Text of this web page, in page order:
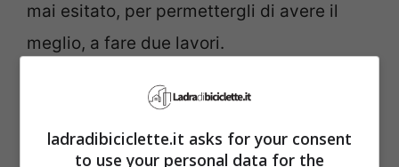
mai esitato, per permettergli di avere il
meglio, a fare due lavori.
ladradibiciclette.it asks for your consent
to use your personal data for the